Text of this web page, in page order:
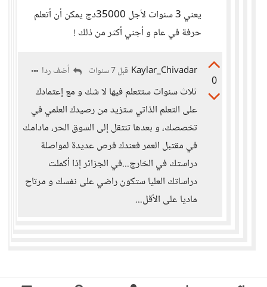
يعني 3 سنوات لأجل 35000دج يمكن أن أتعلم
حرفة في عام و أجني أكثر من ذلك !
0
Kaylar_Chivadar قبل 7 سنوات أضف ردا
ثلاث سنوات ستتعلم فيها لا شك و مع إعتمادك
على التعلم الذاتي ستزيد من رصيدك العلمي في
تخصصك، و بعدها تنتقل إلى السوق الحر، مادامك
في مقتبل العمر فعندك فرص عديدة لمواصلة
دراستك في الخارج...في الجزائر إذا أكملت
دراساتك العليا ستكون راضي على نفسك و مرتاح
ماديا على الأقل...